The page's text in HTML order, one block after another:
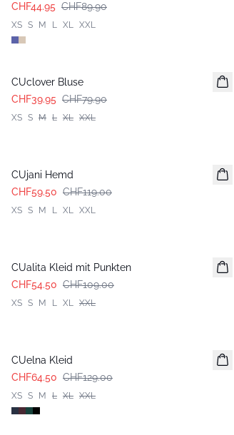
CHF44.95 CHF89.90
XS S M L XL XXL
CUclover Bluse
CHF39.95 CHF79.90
XS S M L XL XXL
CUjani Hemd
CHF59.50 CHF119.00
XS S M L XL XXL
CUalita Kleid mit Punkten
CHF54.50 CHF109.00
XS S M L XL XXL
CUelna Kleid
CHF64.50 CHF129.00
XS S M L XL XXL